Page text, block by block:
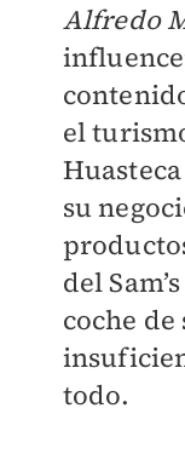
Alfredo
el
su
del
coche
todo.